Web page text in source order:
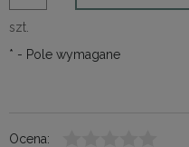
szt.
* - Pole wymagane
Ocena: